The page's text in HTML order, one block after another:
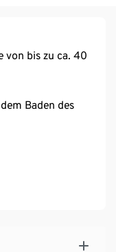
von bis zu ca. 40
Baden des
Jack Russell